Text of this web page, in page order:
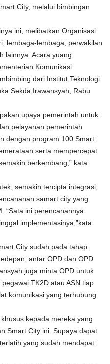
City, melalui bimbingan
ini, melibatkan Organisasi
lembaga-lembaga, perwakilan
lainnya. Acara yuang
Komunikasi
dari Institut Teknologi
Sekda Irawansyah, Rabu
upaya pemerintah untuk
pelayanan pemerintah
dengan program 100 Smart
serta mempercepat
berkembang,” kata
semakin tercipta integrasi,
samart city yang
“Sata ini perencanannya
implementasinya,”kata
City sudah pada tahap
antar OPD dan OPD
juga minta OPD untuk
TK2D atau ASN tiap
komunikasi yang terhubung
kepada mereka yang
Smart City ini. Supaya dapat
yang sudah mendapat